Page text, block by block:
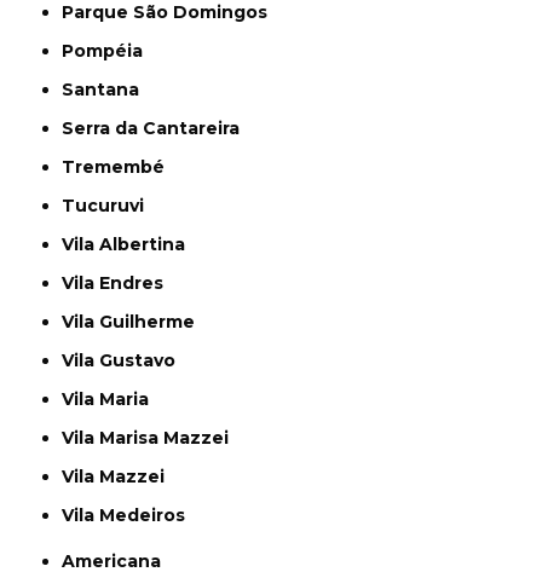
Parque São Domingos
Pompéia
Santana
Serra da Cantareira
Tremembé
Tucuruvi
Vila Albertina
Vila Endres
Vila Guilherme
Vila Gustavo
Vila Maria
Vila Marisa Mazzei
Vila Mazzei
Vila Medeiros
Americana